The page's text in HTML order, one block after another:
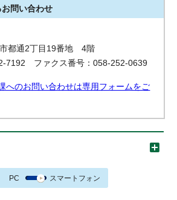
お問い合わせ
都通2丁目19番地 4階
7192 ファクス番号：058-252-0639
へのお問い合わせは専用フォームをご
PC スマートフォン